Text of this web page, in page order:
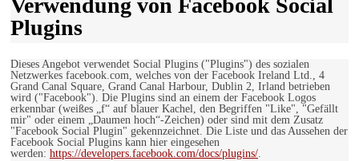
Verwendung von Facebook Social
Plugins
Dieses Angebot verwendet Social Plugins ("Plugins") des sozialen
Netzwerkes facebook.com, welches von der Facebook Ireland Ltd., 4
Grand Canal Square, Grand Canal Harbour, Dublin 2, Irland betrieben
wird ("Facebook"). Die Plugins sind an einem der Facebook Logos
erkennbar (weißes „f“ auf blauer Kachel, den Begriffen "Like", "Gefällt
mir" oder einem „Daumen hoch“-Zeichen) oder sind mit dem Zusatz
"Facebook Social Plugin" gekennzeichnet. Die Liste und das Aussehen der
Facebook Social Plugins kann hier eingesehen
werden: https://developers.facebook.com/docs/plugins/.